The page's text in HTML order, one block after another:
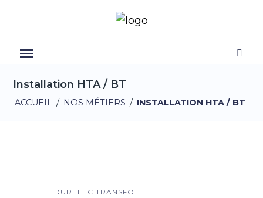
Installation HTA / BT
ACCUEIL / NOS MÉTIERS / INSTALLATION HTA / BT
DURELEC TRANSFO